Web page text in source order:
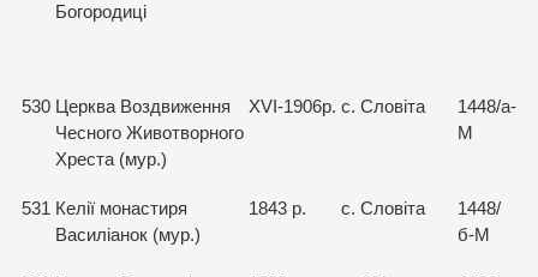
Богородиці
530 Церква Воздвиження
Чесного Животворного
Хреста (мур.)
XVІ-1906р. с. Словіта
1448/а-
М
531 Келії монастиря
Василіанок (мур.)
1843 р. с. Словіта
1448/
б-М